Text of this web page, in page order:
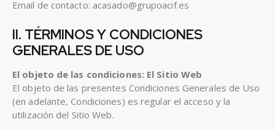
Email de contacto: acasado@grupoacif.es
II. TÉRMINOS Y CONDICIONES
GENERALES DE USO
El objeto de las condiciones: El Sitio Web
El objeto de las presentes Condiciones Generales de Uso
(en adelante, Condiciones) es regular el acceso y la
utilización del Sitio Web.